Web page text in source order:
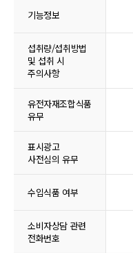
기능정보
섭취량/섭취방법
및 섭취 시
주의사항
유전자재조합식품
유무
표시광고
사전심의 유무
수입식품 여부
소비자상담 관련
전화번호